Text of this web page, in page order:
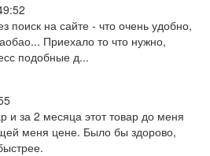
поиск на сайте - что очень удобно,
Приехало то что нужно,
подобные д...
за 2 месяца этот товар до меня
меня цене. Было бы здорово,